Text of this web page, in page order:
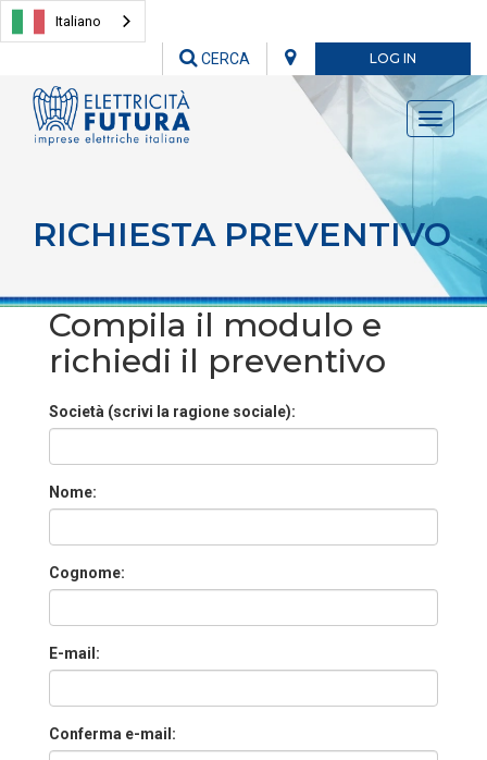
Italiano
LOG IN
CERCA
Toggle
RICHIESTA PREVENTIVO
Compila il modulo e
richiedi il preventivo
Società (scrivi la ragione sociale):
Nome:
Cognome:
E-mail:
Conferma e-mail: